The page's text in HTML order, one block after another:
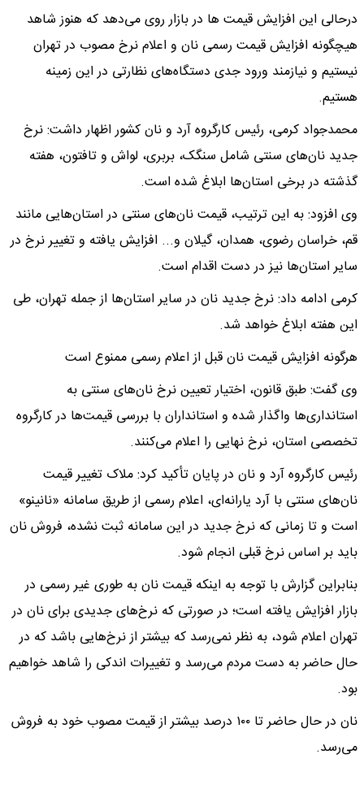
درحالی این افزایش قیمت ها در بازار روی می‌دهد که هنوز شاهد
هیچگونه افزایش قیمت رسمی نان و اعلام نرخ مصوب در تهران
نیستیم و نیازمند ورود جدی دستگاه‌های نظارتی در این زمینه
هستیم.
محمدجواد کرمی، رئیس کارگروه آرد و نان کشور اظهار داشت: نرخ
جدید نان‌های سنتی شامل سنگک، بربری، لواش و تافتون، هفته
گذشته در برخی استان‌ها ابلاغ شده است.
وی افزود: به این ترتیب، قیمت نان‌های سنتی در استان‌هایی مانند
قم، خراسان رضوی، همدان، گیلان و... افزایش یافته و تغییر نرخ در
سایر استان‌ها نیز در دست اقدام است.
کرمی ادامه داد: نرخ جدید نان در سایر استان‌ها از جمله تهران، طی
این هفته ابلاغ خواهد شد.
هرگونه افزایش قیمت نان قبل از اعلام رسمی ممنوع است
وی گفت: طبق قانون، اختیار تعیین نرخ نان‌های سنتی به
استانداری‌ها واگذار شده و استانداران با بررسی قیمت‌ها در کارگروه
تخصصی استان، نرخ نهایی را اعلام می‌کنند.
رئیس کارگروه آرد و نان در پایان تأکید کرد: ملاک تغییر قیمت
نان‌های سنتی با آرد یارانه‌ای، اعلام رسمی از طریق سامانه «نانینو»
است و تا زمانی که نرخ جدید در این سامانه ثبت نشده، فروش نان
باید بر اساس نرخ قبلی انجام شود.
بنابراین گزارش با توجه به اینکه قیمت نان به طوری غیر رسمی در
بازار افزایش یافته است؛ در صورتی که نرخ‌های جدیدی برای نان در
تهران اعلام شود، به نظر نمی‌رسد که بیشتر از نرخ‌هایی باشد که در
حال حاضر به دست مردم می‌رسد و تغییرات اندکی را شاهد خواهیم
بود.
نان در حال حاضر تا ۱۰۰ درصد بیشتر از قیمت مصوب خود به فروش
می‌رسد.